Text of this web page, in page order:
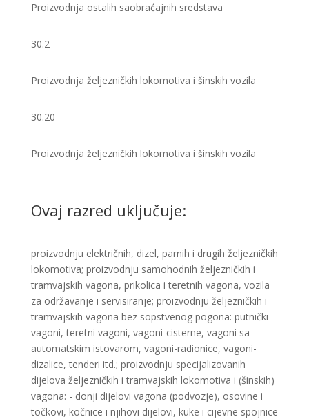
Proizvodnja ostalih saobraćajnih sredstava
30.2
Proizvodnja željezničkih lokomotiva i šinskih vozila
30.20
Proizvodnja željezničkih lokomotiva i šinskih vozila ​
Ovaj razred uključuje:
proizvodnju električnih, dizel, parnih i drugih željezničkih
lokomotiva; proizvodnju samohodnih željezničkih i
tramvajskih vagona, prikolica i teretnih vagona, vozila
za održavanje i servisiranje; proizvodnju željezničkih i
tramvajskih vagona bez sopstvenog pogona: putnički
vagoni, teretni vagoni, vagoni-cisterne, vagoni sa
automatskim istovarom, vagoni-radionice, vagoni-
dizalice, tenderi itd.; proizvodnju specijalizovanih
dijelova željezničkih i tramvajskih lokomotiva i (šinskih)
vagona: - donji dijelovi vagona (podvozje), osovine i
točkovi, kočnice i njihovi dijelovi, kuke i cijevne spojnice